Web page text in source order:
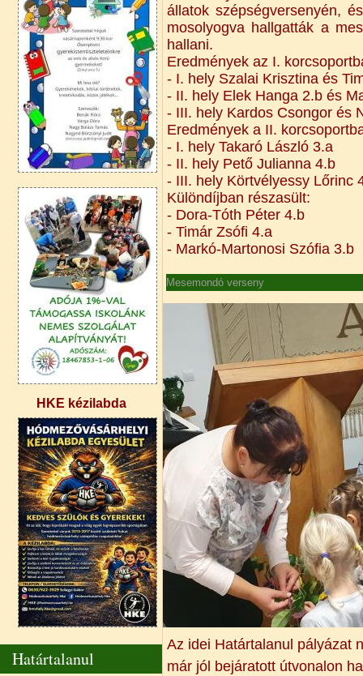
HKE kézilabda
Határtalanul
állatok szépségversenyén,
mosolyogva hallgatták a
hallani.
Eredmények az I.
- I. hely Szalai Krisztina és
- II. hely Elek Hanga 2.b és
- III. hely Kardos Csongor és
Eredmények a II.
- I. hely Takaró László 3.a
- II. hely Pető Julianna 4.b
- III. hely Körtvélyessy Lőrinc
Különdíjban részasült:
- Dora-Tóth Péter 4.b
- Timár Zsófi 4.a
- Markó-Martonosi Szófia 3.b
Mesemondó verseny
Az idei Határtalanul pályázat
már jól bejáratott útvonalon